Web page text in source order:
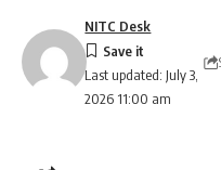
Last updated: July 3,
2026 11:00 am
NITC Desk